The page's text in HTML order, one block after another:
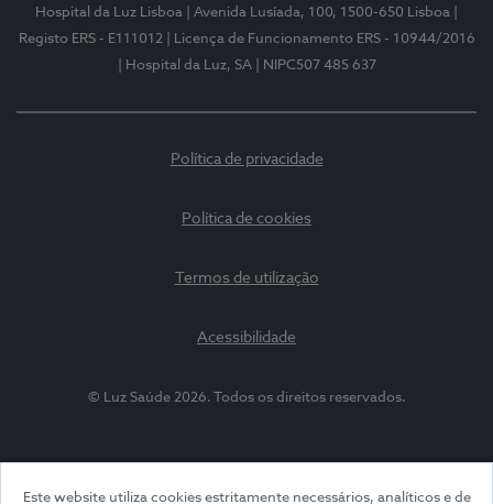
Este website utiliza cookies estritamente necessários, analíticos e de
Hospital da Luz Lisboa | Avenida Lusíada, 100, 1500-650 Lisboa
Registo ERS - E111012
| Licença de Funcionamento ERS - 10944/2016
| Hospital da Luz, SA
| NIPC507 485 637
Política de privacidade
Política de cookies
Termos de utilização
Acessibilidade
© Luz Saúde 2026. Todos os direitos reservados.